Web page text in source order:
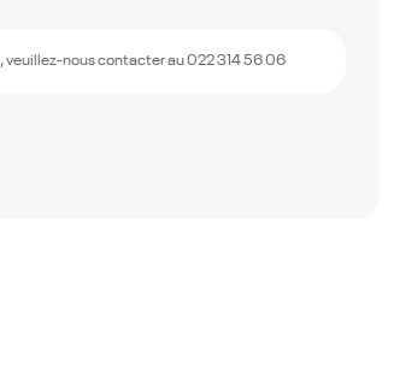
veuillez-nous contacter au 022 314 56 06